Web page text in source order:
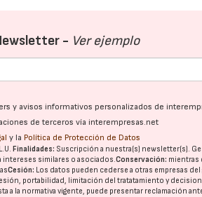
- Ver ejemplo
y avisos informativos personalizados de
de terceros vía interempresas.net
y la Política de Protección de Datos
Finalidades: Suscripción a nuestra(s) newsletter(s).
intereses similares o asociados.Conservación: mientras
Cesión: Los datos pueden cederse a otras empresas del
portabilidad, limitación del tratatamiento y
a la normativa vigente, puede presentar reclamación